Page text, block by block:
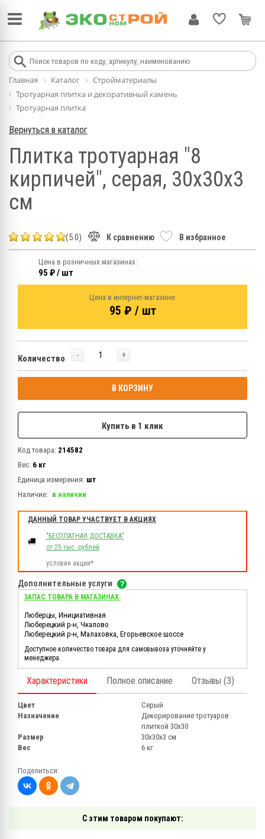
Главная Каталог
Стройматериалы
Тротуарная плитка и декоративный камень
Тротуарная плитка
Вернуться в каталог
Плитка тротуарная "8
кирпичей", серая, 30х30х3
см
(5.0) К сравнению В избранное
Цена в розничных магазинах:
95 ₽ / шт
Цена в интернет-магазине:
95 ₽ / шт
Количество - +
В КОРЗИНУ
Купить в 1 клик
Код товара: 214582
Вес: 6 кг
Единица измерения: шт
Наличие: в наличии
ДАННЫЙ ТОВАР УЧАСТВУЕТ В АКЦИЯХ
"БЕСПЛАТНАЯ ДОСТАВКА"
от 25 тыс. рублей
условия акции*
Дополнительные услуги
ЗАПАС ТОВАРА В МАГАЗИНАХ:
Люберцы, Инициативная
Люберецкий р-н, Чкалово
Люберецкий р-н, Малаховка, Егорьевское шоссе
Доступное количество товара для самовывоза уточняйте у
менеджера.
Характеристики Полное описание Отзывы (3)
Цвет
Серый
Назначение
Декорирование тротуаров
плиткой 30х30
Размер
30х30х3 см
Вес
6 кг
Поделиться:
С этим товаром покупают: